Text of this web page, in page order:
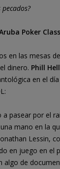
Poker
en las mesas
dinero. Phill
en el
pasear por el
mano en la
Lessin,
en juego en el
algo de